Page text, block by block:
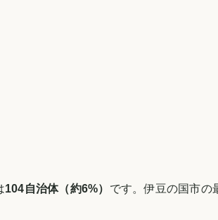
104自治体（約6%） です。伊豆の国市の